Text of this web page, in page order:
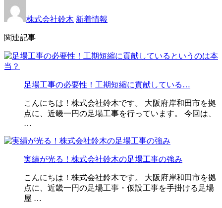
株式会社鈴木 新着情報
関連記事
足場工事の必要性！工期短縮に貢献している…
こんにちは！株式会社鈴木です。 大阪府岸和田市を拠
点に、近畿一円の足場工事を行っています。 今回は、
…
実績が光る！株式会社鈴木の足場工事の強み
こんにちは！株式会社鈴木です。 大阪府岸和田市を拠
点に、近畿一円の足場工事・仮設工事を手掛ける足場
屋 …